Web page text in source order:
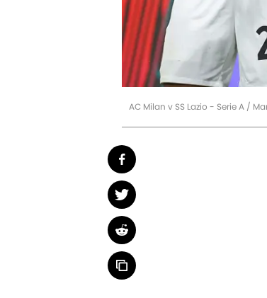
AC Milan v SS Lazio - Serie A /